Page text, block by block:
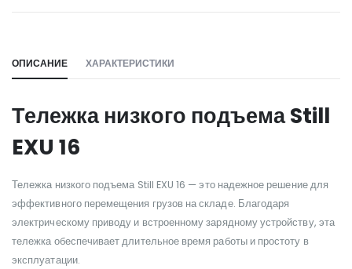
ОПИСАНИЕ ХАРАКТЕРИСТИКИ
Тележка низкого подъема Still
EXU 16
Тележка низкого подъема Still EXU 16 — это надежное решение для
эффективного перемещения грузов на складе. Благодаря
электрическому приводу и встроенному зарядному устройству, эта
тележка обеспечивает длительное время работы и простоту в
эксплуатации.